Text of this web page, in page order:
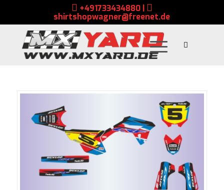
+491733434880|
shirtshopwagner@freenet.de